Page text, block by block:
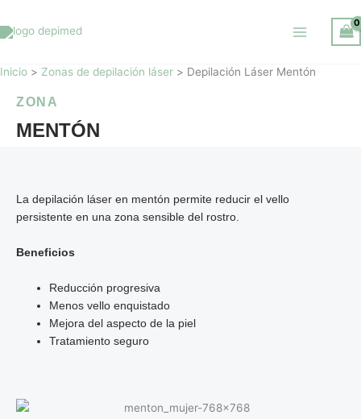
al
Inicio Zonas de depilación láser Depilación Láser Mentón
ZONA
MENTÓN
La depilación láser en mentón permite reducir el vello
persistente en una zona sensible del rostro.
Beneficios
Reducción progresiva
Menos vello enquistado
Mejora del aspecto de la piel
Tratamiento seguro